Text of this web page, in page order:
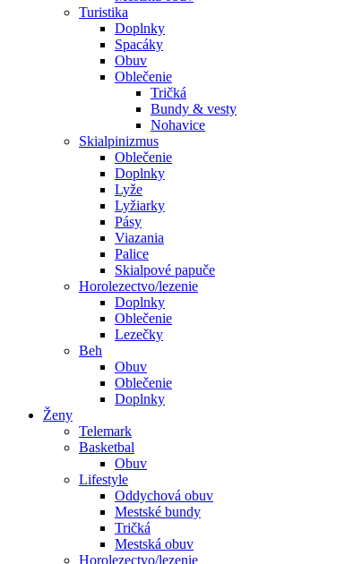
Turistika
Doplnky
Spacáky
Obuv
Oblečenie
Tričká
Bundy & vesty
Nohavice
Skialpinizmus
Oblečenie
Doplnky
Lyže
Lyžiarky
Pásy
Viazania
Palice
Skialpové papuče
Horolezectvo/lezenie
Doplnky
Oblečenie
Lezečky
Beh
Obuv
Oblečenie
Doplnky
Ženy
Telemark
Basketbal
Obuv
Lifestyle
Oddychová obuv
Mestské bundy
Tričká
Mestská obuv
Horolezectvo/lezenie